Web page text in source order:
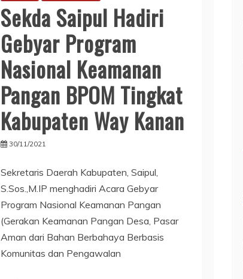
Sekda Saipul Hadiri
Gebyar Program
Nasional Keamanan
Pangan BPOM Tingkat
Kabupaten Way Kanan
30/11/2021
Sekretaris Daerah Kabupaten, Saipul,
S.Sos.,M.IP menghadiri Acara Gebyar
Program Nasional Keamanan Pangan
(Gerakan Keamanan Pangan Desa, Pasar
Aman dari Bahan Berbahaya Berbasis
Komunitas dan Pengawalan